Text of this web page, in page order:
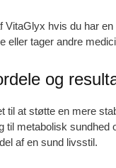
VitaGlyx hvis du har
eller tager andre
og
til at støtte en mere
til metabolisk
af en sund livsstil.